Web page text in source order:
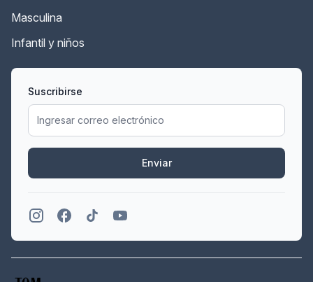
Masculina
Infantil y niños
Suscribirse
Enviar